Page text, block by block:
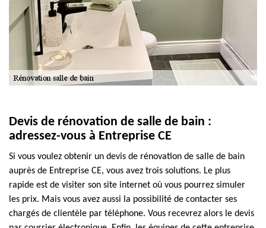
Devis de rénovation de salle de bain :
adressez-vous à Entreprise CE
Si vous voulez obtenir un devis de rénovation de salle de bain
auprès de Entreprise CE, vous avez trois solutions. Le plus
rapide est de visiter son site internet où vous pourrez simuler
les prix. Mais vous avez aussi la possibilité de contacter ses
chargés de clientèle par téléphone. Vous recevrez alors le devis